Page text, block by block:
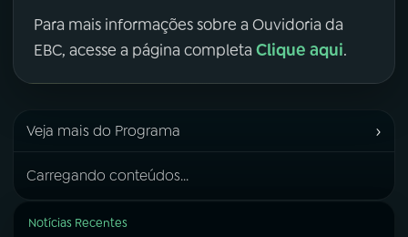
Para mais informações sobre a Ouvidoria da
EBC, acesse a página completa Clique aqui.
Veja mais do Programa ›
Carregando conteúdos...
Notícias Recentes